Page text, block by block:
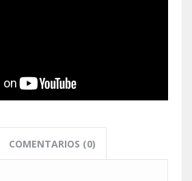
COMENTARIOS (0)